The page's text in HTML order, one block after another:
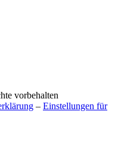
vorbehalten
– Einstellungen für